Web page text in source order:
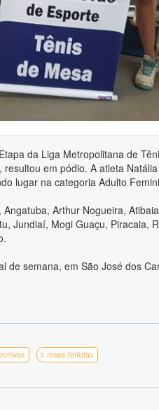
da Liga Metropolitana de
em pódio. A atleta
lugar na categoria Adulto
Arthur Nogueira,
Jundiaí, Mogi Guaçu, Piracaia,
de semana, em São José dos
mesa-tenistas